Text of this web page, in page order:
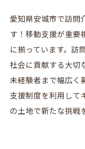
愛知県安城市で訪問
す！移動支援が重要
に揃っています。訪
社会に貢献する大切
未経験者まで幅広く
支援制度を利用して
の土地で新たな挑戦